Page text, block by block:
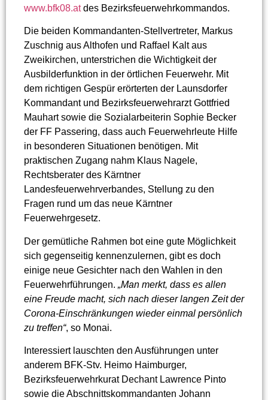
www.bfk08.atdes Bezirksfeuerwehrkommandos.
Die beiden Kommandanten-Stellvertreter, Markus
Zuschnig aus Althofen und Raffael Kalt aus
Zweikirchen, unterstrichen die Wichtigkeit der
Ausbilderfunktion in der örtlichen Feuerwehr. Mit
dem richtigen Gespür erörterten der Launsdorfer
Kommandant und Bezirksfeuerwehrarzt Gottfried
Mauhart sowie die Sozialarbeiterin Sophie Becker
der FF Passering, dass auch Feuerwehrleute Hilfe
in besonderen Situationen benötigen. Mit
praktischen Zugang nahm Klaus Nagele,
Rechtsberater des Kärntner
Landesfeuerwehrverbandes, Stellung zu den
Fragen rund um das neue Kärntner
Feuerwehrgesetz.
Der gemütliche Rahmen bot eine gute Möglichkeit
sich gegenseitig kennenzulernen, gibt es doch
einige neue Gesichter nach den Wahlen in den
Feuerwehrführungen. „Man merkt, dass es allen
eine Freude macht, sich nach dieser langen Zeit der
Corona-Einschränkungen wieder einmal persönlich
zu treffen“, so Monai.
Interessiert lauschten den Ausführungen unter
anderem BFK-Stv. Heimo Haimburger,
Bezirksfeuerwehrkurat Dechant Lawrence Pinto
sowie die Abschnittskommandanten Johann